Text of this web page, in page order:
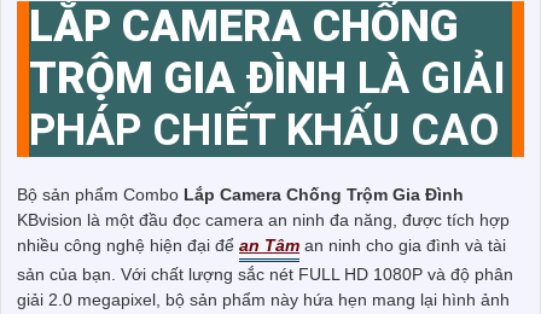
LẮP CAMERA CHỐNG
TRỘM GIA ĐÌNH LÀ GIẢI
PHÁP CHIẾT KHẤU CAO
Bộ sản phẩm Combo Lắp Camera Chống Trộm Gia Đình
KBvision là một đầu đọc camera an ninh đa năng, được tích hợp
nhiều công nghệ hiện đại để an Tâm an ninh cho gia đình và tài
sản của bạn. Với chất lượng sắc nét FULL HD 1080P và độ phân
giải 2.0 megapixel, bộ sản phẩm này hứa hẹn mang lại hình ảnh